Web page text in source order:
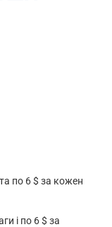
по 6 $ за кожен
і по 6 $ за